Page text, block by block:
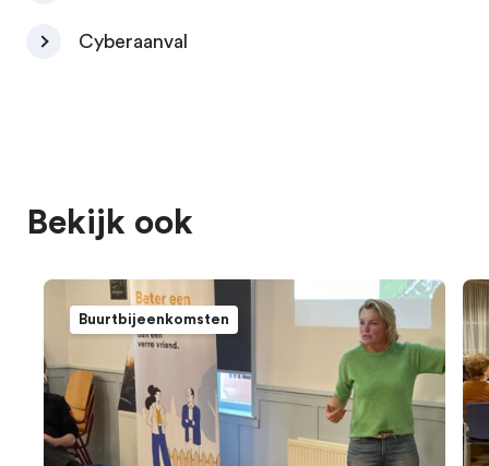
Cyberaanval
Bekijk ook
Buurtbijeenkomsten